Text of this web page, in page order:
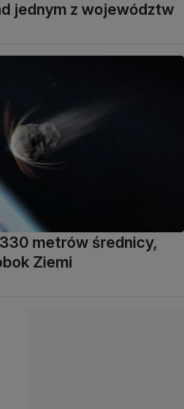
jednym z województw
metrów średnicy,
Ziemi